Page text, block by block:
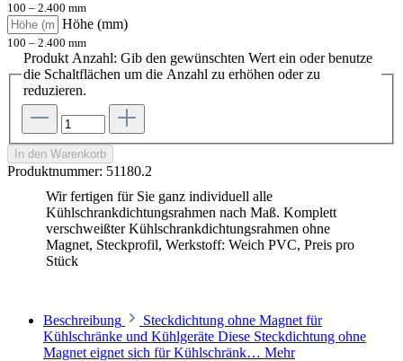
100 – 2.400 mm
Höhe (mm)
100 – 2.400 mm
Produkt Anzahl: Gib den gewünschten Wert ein oder benutze
die Schaltflächen um die Anzahl zu erhöhen oder zu
reduzieren.
In den Warenkorb
Produktnummer: 51180.2
Wir fertigen für Sie ganz individuell alle
Kühlschrankdichtungsrahmen nach Maß. Komplett
verschweißter Kühlschrankdichtungsrahmen ohne
Magnet, Steckprofil, Werkstoff: Weich PVC, Preis pro
Stück
Beschreibung
Steckdichtung ohne Magnet für
Kühlschränke und Kühlgeräte Diese Steckdichtung ohne
Magnet eignet sich für Kühlschränk… Mehr